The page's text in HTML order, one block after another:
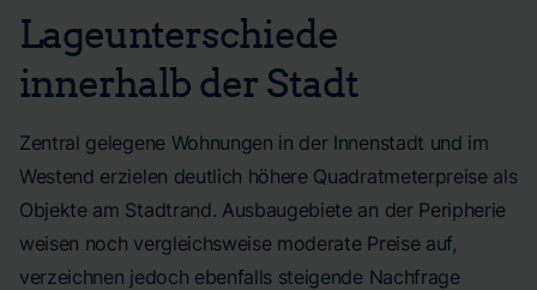
Lageunterschiede
innerhalb der Stadt
Zentral gelegene Wohnungen in der Innenstadt und im
Westend erzielen deutlich höhere Quadratmeterpreise als
Objekte am Stadtrand. Ausbaugebiete an der Peripherie
weisen noch vergleichsweise moderate Preise auf,
verzeichnen jedoch ebenfalls steigende Nachfrage